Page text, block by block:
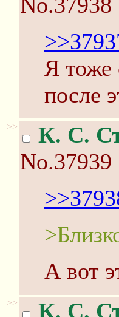
Я тоже
после
>> К. С.
No.37939
А вот
>> К. С.